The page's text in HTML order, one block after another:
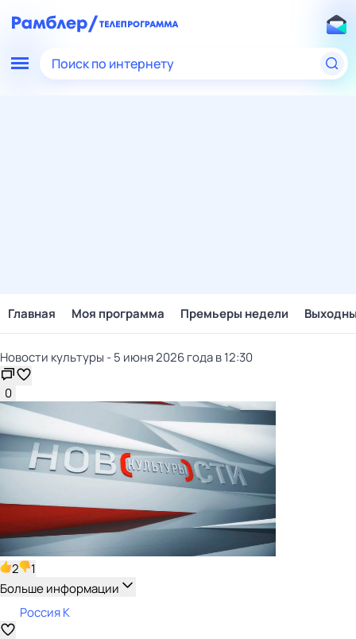
Поиск по интернету
Главная Моя программа Премьеры недели
Новости культуры - 5 июня 2026 года в 12:30
0
2
1
Больше информации
Россия К